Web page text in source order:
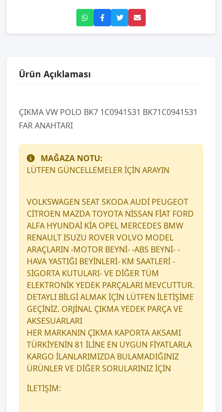
Ürün Açıklaması
ÇIKMA VW POLO BK7 1C0941531 BK71C0941531
FAR ANAHTARI
MAĞAZA NOTU:
LÜTFEN GÜNCELLEMELER İÇİN ARAYIN
VOLKSWAGEN SEAT SKODA AUDİ PEUGEOT
CİTROEN MAZDA TOYOTA NİSSAN FİAT FORD
ALFA HYUNDAİ KİA OPEL MERCEDES BMW
RENAULT ISUZU ROVER VOLVO MODEL
ARAÇLARIN -MOTOR BEYNİ- -ABS BEYNİ- -
HAVA YASTIĞI BEYİNLERİ- KM SAATLERİ -
SİGORTA KUTULARI- VE DİĞER TÜM
ELEKTRONİK YEDEK PARÇALARI MEVCUTTUR.
DETAYLI BİLGİ ALMAK İÇİN LÜTFEN İLETİŞİME
GEÇİNİZ. ORJİNAL ÇIKMA YEDEK PARÇA VE
AKSESUARLARI
HER MARKANIN ÇIKMA KAPORTA AKSAMI
TÜRKİYENİN 81 İLİNE EN UYGUN FİYATLARLA
KARGO İLANLARIMIZDA BULAMADIĞINIZ
ÜRÜNLER VE DİĞER SORULARINIZ İÇİN
İLETİŞİM: